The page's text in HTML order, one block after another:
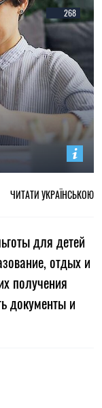
268
ЧИТАТИ УКРАЇНСЬКОЮ
для детей
отдых и
получения
документы и